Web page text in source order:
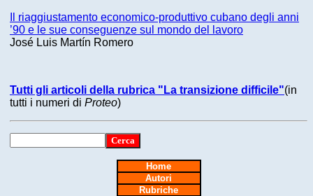
Il riaggiustamento economico-produttivo cubano degli anni
’90 e le sue conseguenze sul mondo del lavoro
José Luis Martín Romero
Tutti gli articoli della rubrica "La transizione difficile"(in
tutti i numeri di Proteo)
Home
Autori
Rubriche